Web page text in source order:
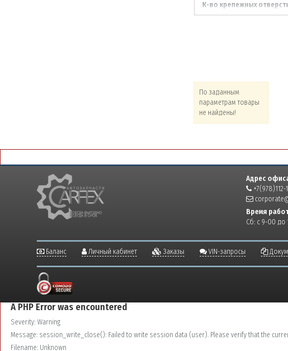
К-во крепежных
Диаметр располож.
По заданным
параметрам товары
не найдены!
Адрес
+7(978)112-
Время
Сб: с 9-00 до
Баланс Личный кабинет Заказы VIN-запросы
A PHP Error was encountered
Severity: Warning
Message: session_write_close(): Failed to write session data (user). Please verify that the
Filename: Unknown